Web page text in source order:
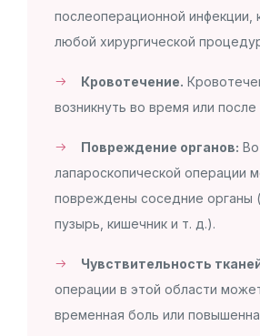
послеоперационной инфекции,
любой хирургической
Кровотечение.
возникнуть во время или
Повреждение органов:
лапароскопической операции
повреждены соседние органы
пузырь, кишечник и т. д.).
Чувствительность
операции в этой области
временная боль или